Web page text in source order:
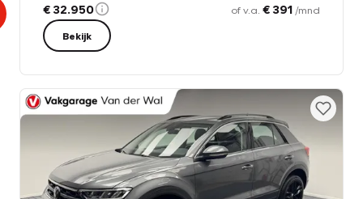
€ 32.950 of v.a. € 391 /mnd
Bekijk